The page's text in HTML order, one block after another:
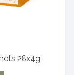
28x4g